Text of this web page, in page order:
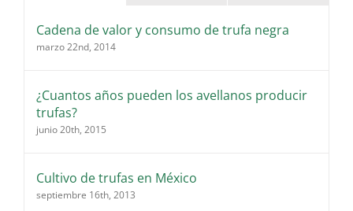
Cadena de valor y consumo de trufa negra
marzo 22nd, 2014
¿Cuantos años pueden los avellanos producir
trufas?
junio 20th, 2015
Cultivo de trufas en México
septiembre 16th, 2013